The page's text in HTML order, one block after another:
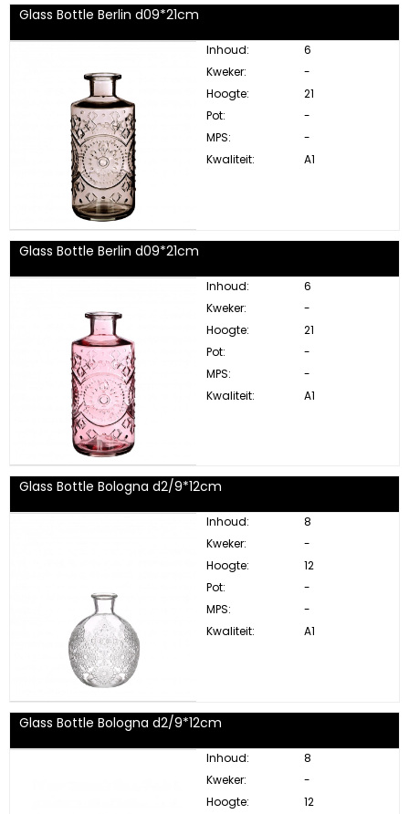
Glass Bottle Berlin d09*21cm
Inhoud:
6
Kweker:
-
Hoogte:
21
Pot:
-
MPS:
-
Kwaliteit:
A1
Glass Bottle Berlin d09*21cm
Inhoud:
6
Kweker:
-
Hoogte:
21
Pot:
-
MPS:
-
Kwaliteit:
A1
Glass Bottle Bologna d2/9*12cm
Inhoud:
8
Kweker:
-
Hoogte:
12
Pot:
-
MPS:
-
Kwaliteit:
A1
Glass Bottle Bologna d2/9*12cm
Inhoud:
8
Kweker:
-
Hoogte:
12